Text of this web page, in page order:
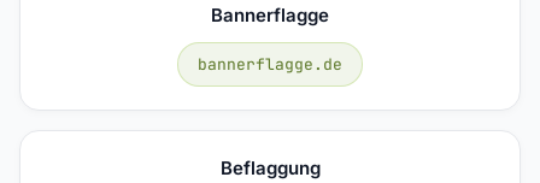
Bannerflagge
bannerflagge.de
Beflaggung